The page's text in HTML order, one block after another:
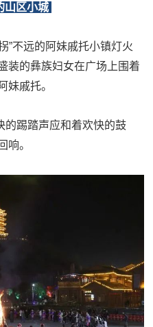
山区小城
”不远的阿妹戚托小镇灯火
装的彝族妇女在广场上围着
戚托。
的踢踏声应和着欢快的鼓
响。